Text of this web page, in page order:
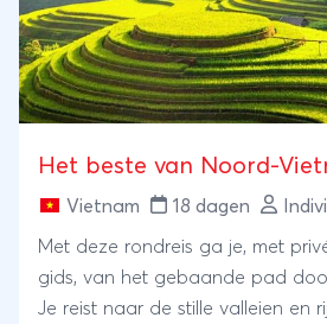
Het beste van Noord-
Vietnam 18 dagen
Met deze rondreis ga je, met
gids, van het gebaande pad
Je reist naar de stille valleien en